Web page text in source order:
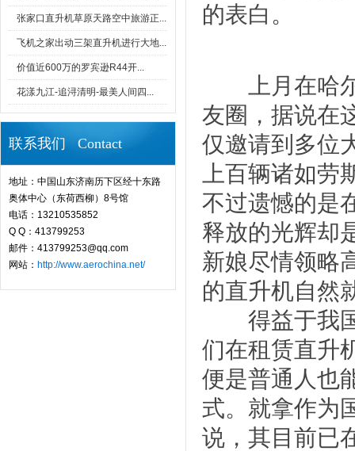
张家口直升机草原天路空中旅游正...
飞机之家出动三架直升机进行大地...
价值近600万的罗宾逊R44开...
花漾九江-追浔清明-最美人间四...
联系我们 Contact
地址：中国山东济南历下区经十东路
奥体中心（东荷西柳）8号馆
电话：13210535852
Q Q：413799253
邮件：413799253@qq.com
网站： http://www.aerochina.net/
的表白。
上月在哈尔
友圈，据说在
仅邀请到多位
上百辆诸如
不过遗憾的是
释放的光辉却
新娘尽情领略
的直升机自然
得益于我国
们在租赁直升
便是普通人也
式。就拿作为
说，其目前已